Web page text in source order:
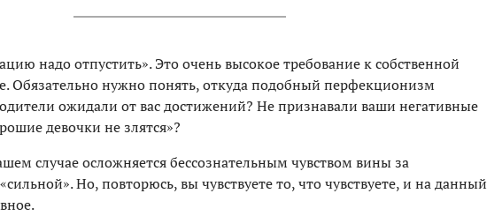
надо отпустить». Это очень высокое требование к собственной
Обязательно нужно понять, откуда подобный перфекционизм
ожидали от вас достижений? Не признавали ваши негативные
девочки не злятся»?
случае осложняется бессознательным чувством вины за
Но, повторюсь, вы чувствуете то, что чувствуете, и на данный